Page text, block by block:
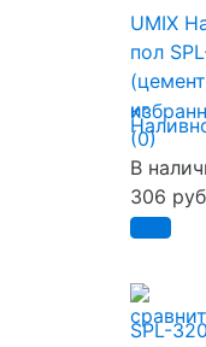
UMIX
пол
кг
(0)
В
306